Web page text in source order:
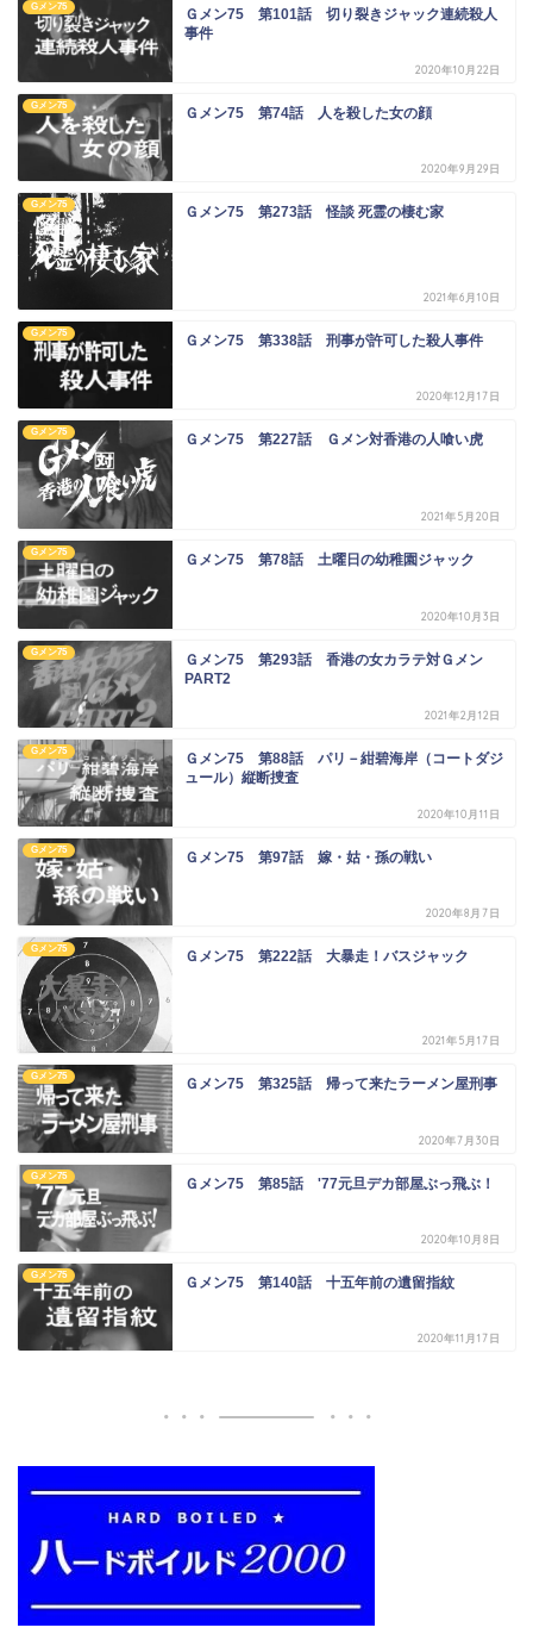
Gメン75
Ｇメン75 第101話 切り裂きジャック連続殺人
事件
2020年10月22日
Gメン75 Ｇメン75 第74話 人を殺した女の顔
2020年9月29日
Gメン75 Ｇメン75 第273話 怪談 死霊の棲む家
2021年6月10日
Gメン75 Ｇメン75 第338話 刑事が許可した殺人事件
2020年12月17日
Gメン75 Ｇメン75 第227話 Ｇメン対香港の人喰い虎
2021年5月20日
Gメン75 Ｇメン75 第78話 土曜日の幼稚園ジャック
2020年10月3日
Gメン75
Ｇメン75 第293話 香港の女カラテ対Ｇメン
PART2
2021年2月12日
Gメン75
Ｇメン75 第88話 パリ－紺碧海岸（コートダジ
ュール）縦断捜査
2020年10月11日
Gメン75 Ｇメン75 第97話 嫁・姑・孫の戦い
2020年8月7日
Gメン75 Ｇメン75 第222話 大暴走！バスジャック
2021年5月17日
Gメン75 Ｇメン75 第325話 帰って来たラーメン屋刑事
2020年7月30日
Gメン75 Ｇメン75 第85話 '77元旦デカ部屋ぶっ飛ぶ！
2020年10月8日
Gメン75 Ｇメン75 第140話 十五年前の遺留指紋
2020年11月17日